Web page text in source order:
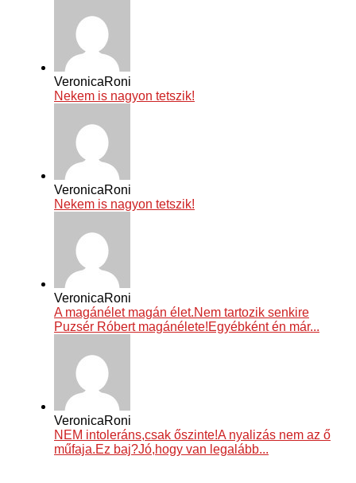
VeronicaRoni
Nekem is nagyon tetszik!
VeronicaRoni
Nekem is nagyon tetszik!
VeronicaRoni
A magánélet magán élet.Nem tartozik senkire
Puzsér Róbert magánélete!Egyébként én már...
VeronicaRoni
NEM intoleráns,csak őszinte!A nyalizás nem az ő
műfaja.Ez baj?Jó,hogy van legalább...